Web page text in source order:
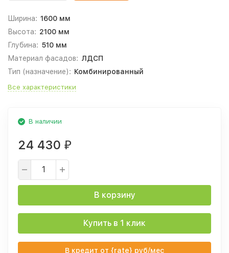
Ширина: 1600 мм
Высота: 2100 мм
Глубина: 510 мм
Материал фасадов: ЛДСП
Тип (назначение): Комбинированный
Все характеристики
В наличии
24 430 ₽
В корзину
Купить в 1 клик
В кредит от {rate} руб/мес